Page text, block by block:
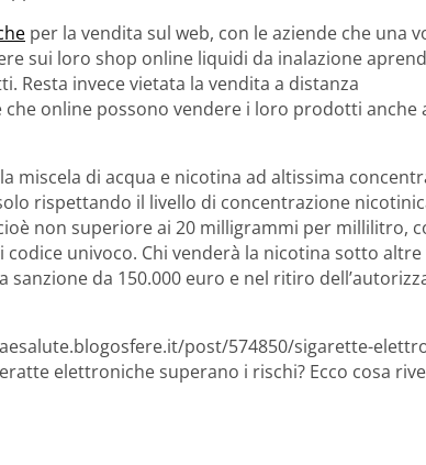
per la vendita sul web, con le aziende che una
sui loro shop online liquidi da inalazione
Resta invece vietata la vendita a distanza
online possono vendere i loro prodotti anche
miscela di acqua e nicotina ad altissima
rispettando il livello di concentrazione
non superiore ai 20 milligrammi per millilitro,
univoco. Chi venderà la nicotina sotto
da 150.000 euro e nel ritiro
post/574850/sigarette-
elettroniche superano i rischi? Ecco cosa